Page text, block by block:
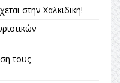
στην Χαλκιδική!
τους –